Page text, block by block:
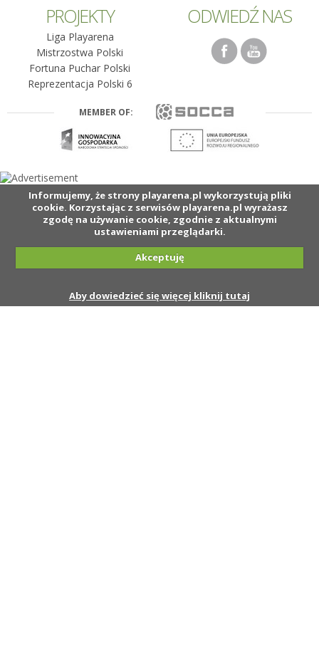
PROJEKTY
Liga Playarena
Mistrzostwa Polski
Fortuna Puchar Polski
Reprezentacja Polski 6
ODWIEDŹ NAS
MEMBER OF:
Informujemy, że strony playarena.pl wykorzystują pliki
cookie. Korzystając z serwisów playarena.pl wyrażasz
zgodę na używanie cookie, zgodnie z aktualnymi
ustawieniami przeglądarki.
Akceptuję
Aby dowiedzieć się więcej kliknij tutaj